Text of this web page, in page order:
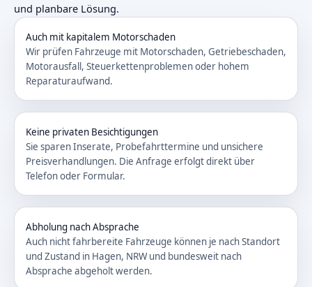
und planbare Lösung.
Auch mit kapitalem Motorschaden
Wir prüfen Fahrzeuge mit Motorschaden, Getriebeschaden,
Motorausfall, Steuerkettenproblemen oder hohem
Reparaturaufwand.
Keine privaten Besichtigungen
Sie sparen Inserate, Probefahrttermine und unsichere
Preisverhandlungen. Die Anfrage erfolgt direkt über
Telefon oder Formular.
Abholung nach Absprache
Auch nicht fahrbereite Fahrzeuge können je nach Standort
und Zustand in Hagen, NRW und bundesweit nach
Absprache abgeholt werden.